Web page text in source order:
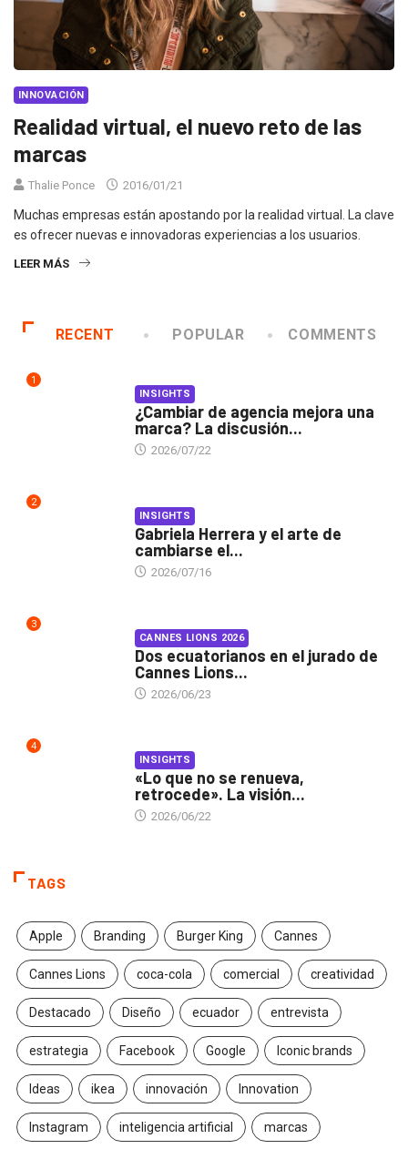
INNOVACIÓN
Realidad virtual, el nuevo reto de las
marcas
Thalie Ponce 2016/01/21
Muchas empresas están apostando por la realidad virtual. La clave
es ofrecer nuevas e innovadoras experiencias a los usuarios.
LEER MÁS
RECENT POPULAR COMMENTS
1
INSIGHTS
¿Cambiar de agencia mejora una
marca? La discusión...
2026/07/22
2
INSIGHTS
Gabriela Herrera y el arte de
cambiarse el...
2026/07/16
3
CANNES LIONS 2026
Dos ecuatorianos en el jurado de
Cannes Lions...
2026/06/23
4
INSIGHTS
«Lo que no se renueva,
retrocede». La visión...
2026/06/22
TAGS
Apple Branding Burger King Cannes
Cannes Lions coca-cola comercial creatividad
Destacado Diseño ecuador entrevista
estrategia Facebook Google Iconic brands
Ideas ikea innovación Innovation
Instagram inteligencia artificial marcas